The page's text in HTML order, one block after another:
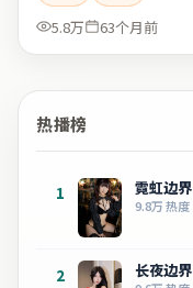
5.8万
63个月前
热播榜
1 霓虹边界
9.8万热度
2 长夜边界